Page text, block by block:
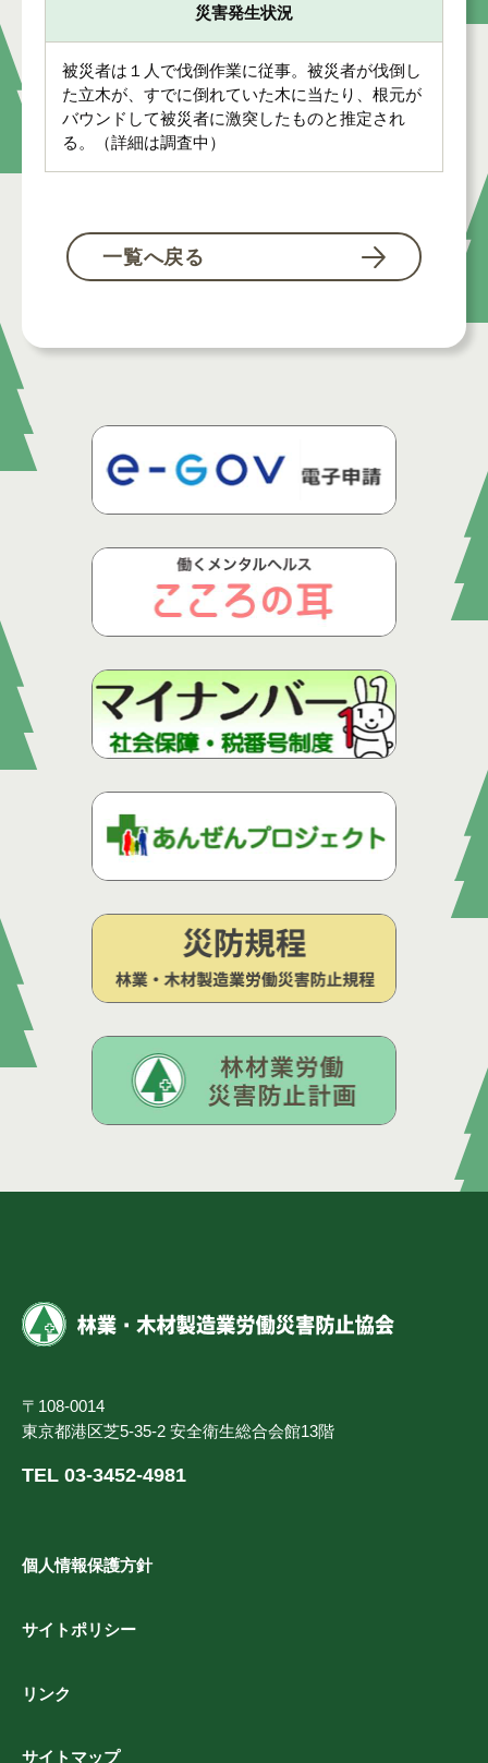
災害発生状況
被災者は１人で伐倒作業に従事。被災者が伐倒し
た立木が、すでに倒れていた木に当たり、根元が
バウンドして被災者に激突したものと推定され
る。（詳細は調査中）
一覧へ戻る
〒108-0014
東京都港区芝5-35-2 安全衛生総合会館13階
TEL 03-3452-4981
個人情報保護方針
サイトポリシー
リンク
サイトマップ